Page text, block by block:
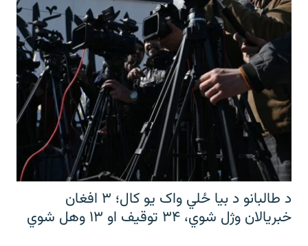
د طالبانو د بیا ځلي واک یو کال؛ ۳ افغان
خبریالان وژل شوي، ۳۴ توقیف او ۱۳ وهل شوي